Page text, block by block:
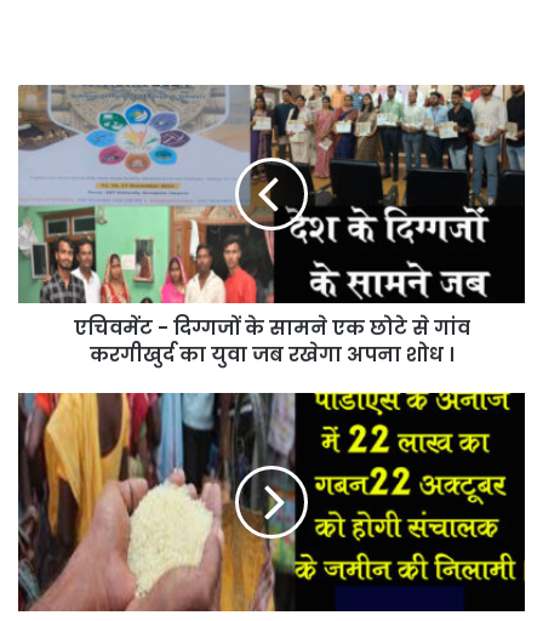
एचिवमेंट
-
दिग्गजों
सामने
एक
छोटे
गांव
जब
रखेगा
अपना
।
एचिवमेंट - दिग्गजों के सामने एक छोटे से गांव
करगीखुर्द का युवा जब रखेगा अपना शोध ।
सरकारी
पीडीएस
के
अनाज
में
गबन
करने
के
मामले